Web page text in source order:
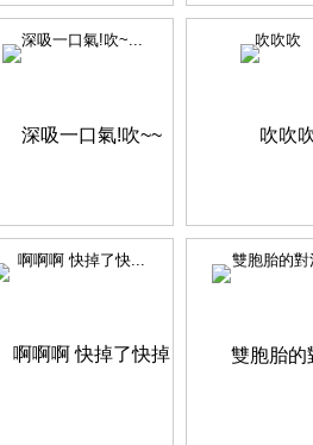
深吸一口氣!吹~... 吹吹吹
啊啊啊 快掉了快... 雙胞胎的對